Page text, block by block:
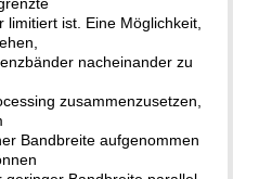
limitiert ist. Eine Möglichkeit,
nacheinander zu
zusammenzusetzen,
Bandbreite aufgenommen